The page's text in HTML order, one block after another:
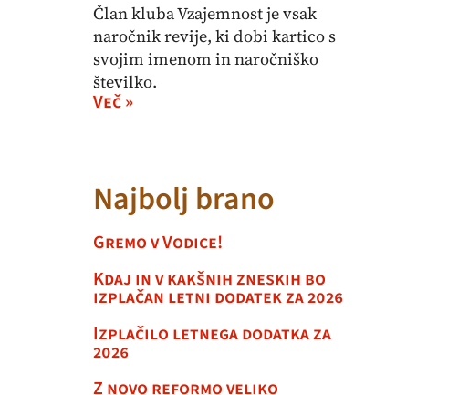
Član kluba Vzajemnost je vsak
naročnik revije, ki dobi kartico s
svojim imenom in naročniško
številko.
Več »
Najbolj brano
Gremo v Vodice!
Kdaj in v kakšnih zneskih bo
izplačan letni dodatek za 2026
Izplačilo letnega dodatka za
2026
Z novo reformo veliko